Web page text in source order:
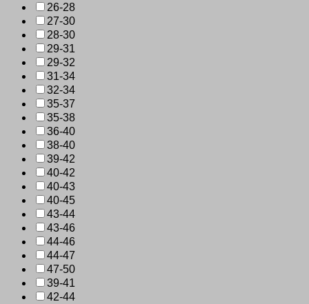
26-28
27-30
28-30
29-31
29-32
31-34
32-34
35-37
35-38
36-40
38-40
39-42
40-42
40-43
40-45
43-44
43-46
44-46
44-47
47-50
39-41
42-44